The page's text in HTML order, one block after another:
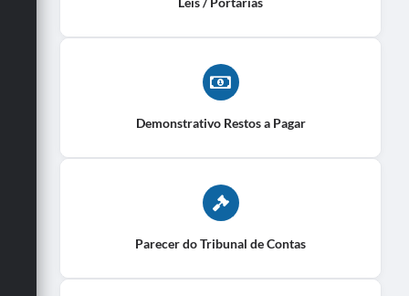
Demonstrativo Restos a Pagar
Parecer do Tribunal de Contas